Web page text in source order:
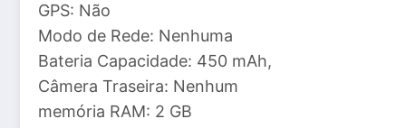
GPS: Não
Modo de Rede: Nenhuma
Bateria Capacidade: 450 mAh,
Câmera Traseira: Nenhum
memória RAM: 2 GB